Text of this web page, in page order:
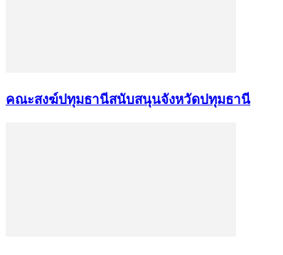
คณะสงฆ์ปทุมธานีสนับสนุนจังหวัดปทุมธานี